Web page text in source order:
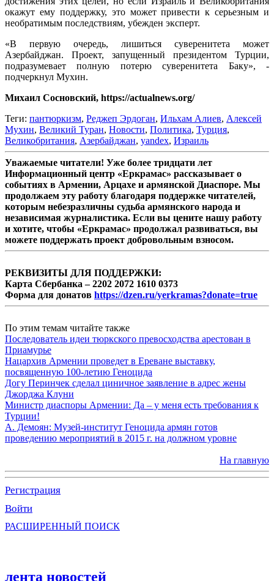
окажут ему поддержку, это может привести к серьезным и
необратимым последствиям, убежден эксперт.
«В первую очередь, лишиться суверенитета может
Азербайджан. Проект, запущенный президентом Турции,
подразумевает полную потерю суверенитета Баку», -
подчеркнул Мухин.
Михаил Сосновский, https://actualnews.org/
Теги: пантюркизм, Реджеп Эрдоган, Ильхам Алиев, Алексей
Мухин, Великий Туран, Новости, Политика, Турция,
Великобритания, Азербайджан, yandex, Израиль
Уважаемые читатели! Уже более тридцати лет
Информационный центр «Еркрамас» рассказывает о
событиях в Армении, Арцахе и армянской Диаспоре. Мы
продолжаем эту работу благодаря поддержке читателей,
которым небезразличны судьба армянского народа и
независимая журналистика. Если вы цените нашу работу
и хотите, чтобы «Еркрамас» продолжал развиваться, вы
можете поддержать проект добровольным взносом.
РЕКВИЗИТЫ ДЛЯ ПОДДЕРЖКИ:
Карта Сбербанка – 2202 2072 1610 0373
Форма для донатов https://dzen.ru/yerkramas?donate=true
По этим темам читайте также
Последователь идеи тюркского превосходства арестован в
Приамурье
Нацархив Армении проведет в Ереване выставку,
посвященную 100-летию Геноцида
Догу Перинчек сделал циничное заявление в адрес жены
Джорджа Клуни
Министр диаспоры Армении: Да – у меня есть требования к
Турции!
А. Демоян: Музей-институт Геноцида армян готов
проведению мероприятий в 2015 г. на должном уровне
На главную
Регистрация
Войти
РАСШИРЕННЫЙ ПОИСК
лента новостей